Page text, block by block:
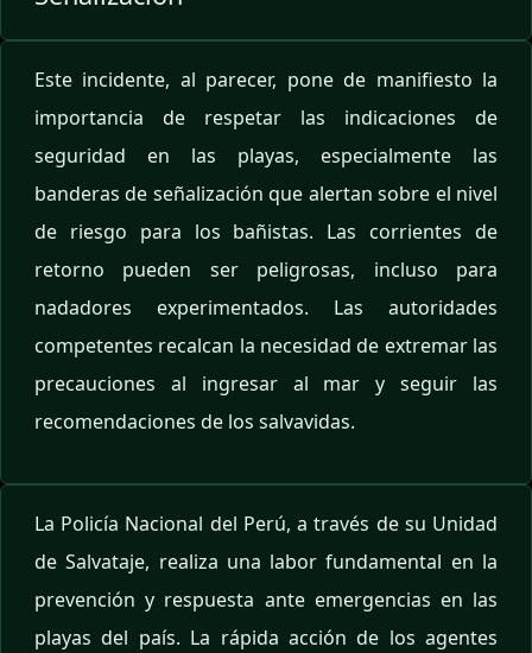
Este incidente, al parecer, pone de manifiesto la
importancia de respetar las indicaciones de
seguridad en las playas, especialmente las
banderas de señalización que alertan sobre el nivel
de riesgo para los bañistas. Las corrientes de
retorno pueden ser peligrosas, incluso para
nadadores experimentados. Las autoridades
competentes recalcan la necesidad de extremar las
precauciones al ingresar al mar y seguir las
recomendaciones de los salvavidas.
La Policía Nacional del Perú, a través de su Unidad
de Salvataje, realiza una labor fundamental en la
prevención y respuesta ante emergencias en las
playas del país. La rápida acción de los agentes